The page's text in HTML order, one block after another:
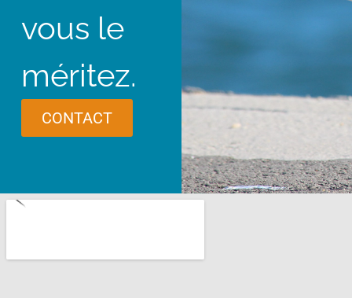
vous le
méritez.
CONTACT